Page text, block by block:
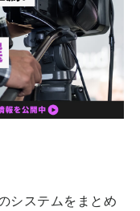
システムをまとめ